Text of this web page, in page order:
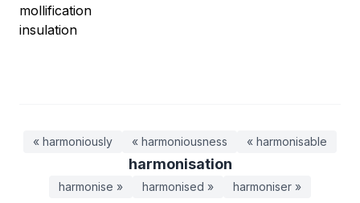
mollification
insulation
« harmoniously « harmoniousness « harmonisable
harmonisation
harmonise » harmonised » harmoniser »